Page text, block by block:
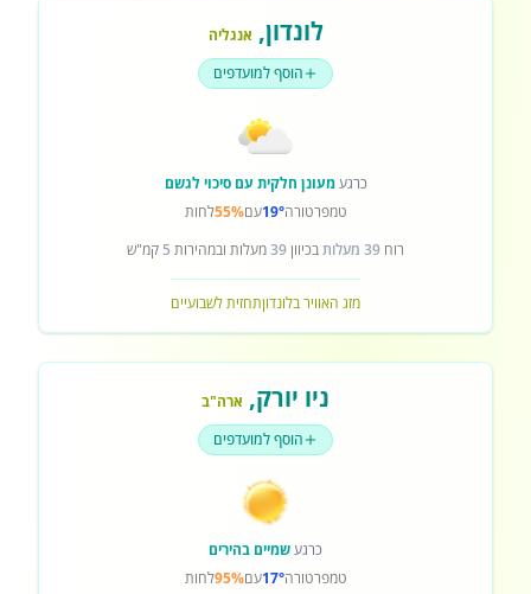
לונדון, אנגליה
הוסף למועדפים
כרגעמעונן חלקית עם סיכוי לגשם
טמפרטורה19°עם55%לחות
רוח 39 מעלות בכיוון39מעלות ובמהירות 5 קמ"ש
מזג האוויר בלונדוןתחזית לשבועיים
ניו יורק, ארה"ב
הוסף למועדפים
כרגעשמיים בהירים
טמפרטורה17°עם95%לחות